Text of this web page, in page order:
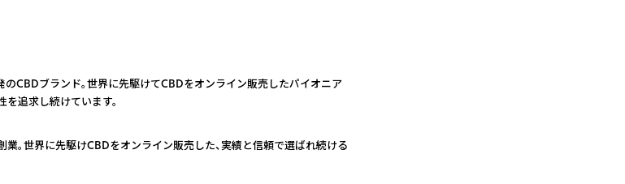
CBDブランド。世界に先駆けてCBDをオンライン販売したパイオニア
を追求し続けています。
。世界に先駆けCBDをオンライン販売した、実績と信頼で選ばれ続ける